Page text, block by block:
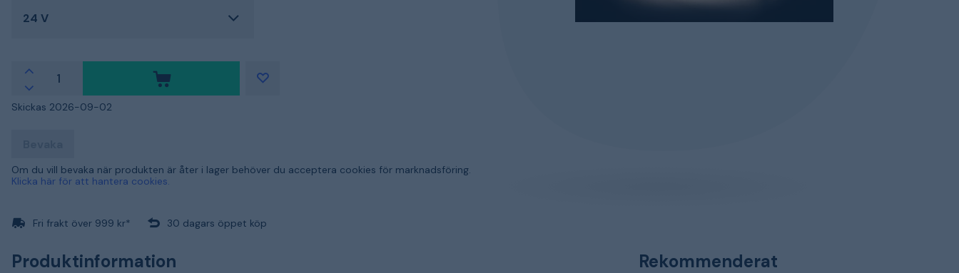
24 V
Skickas 2026-09-02
Om du vill bevaka när produkten är åter i lager behöver du acceptera cookies för marknadsföring.
Klicka här för att hantera cookies.
Fri frakt över 999 kr* 30 dagars öppet köp
Produktinformation Rekommenderat